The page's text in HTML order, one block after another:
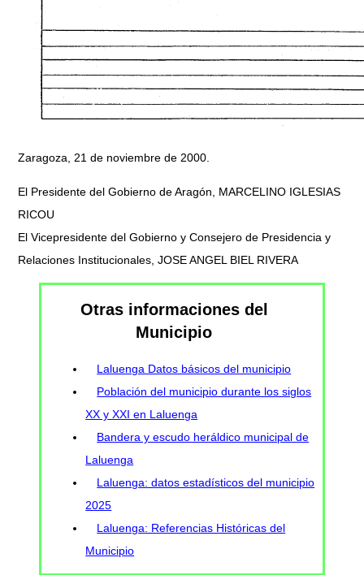
Zaragoza, 21 de noviembre de 2000.
El Presidente del Gobierno de Aragón, MARCELINO IGLESIAS
RICOU
El Vicepresidente del Gobierno y Consejero de Presidencia y
Relaciones Institucionales, JOSE ANGEL BIEL RIVERA
Otras informaciones del
Municipio
Laluenga Datos básicos del municipio
Población del municipio durante los siglos
XX y XXI en Laluenga
Bandera y escudo heráldico municipal de
Laluenga
Laluenga: datos estadísticos del municipio
2025
Laluenga: Referencias Históricas del
Municipio